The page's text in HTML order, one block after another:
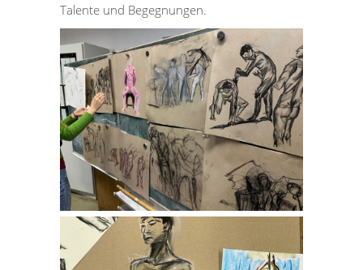
Talente und Begegnungen.